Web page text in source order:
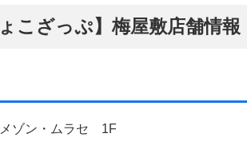
こざっぷ】梅屋敷店舗情報
メゾン・ムラセ 1F